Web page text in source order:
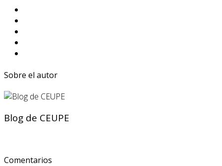
Sobre el autor
Blog de CEUPE
Comentarios